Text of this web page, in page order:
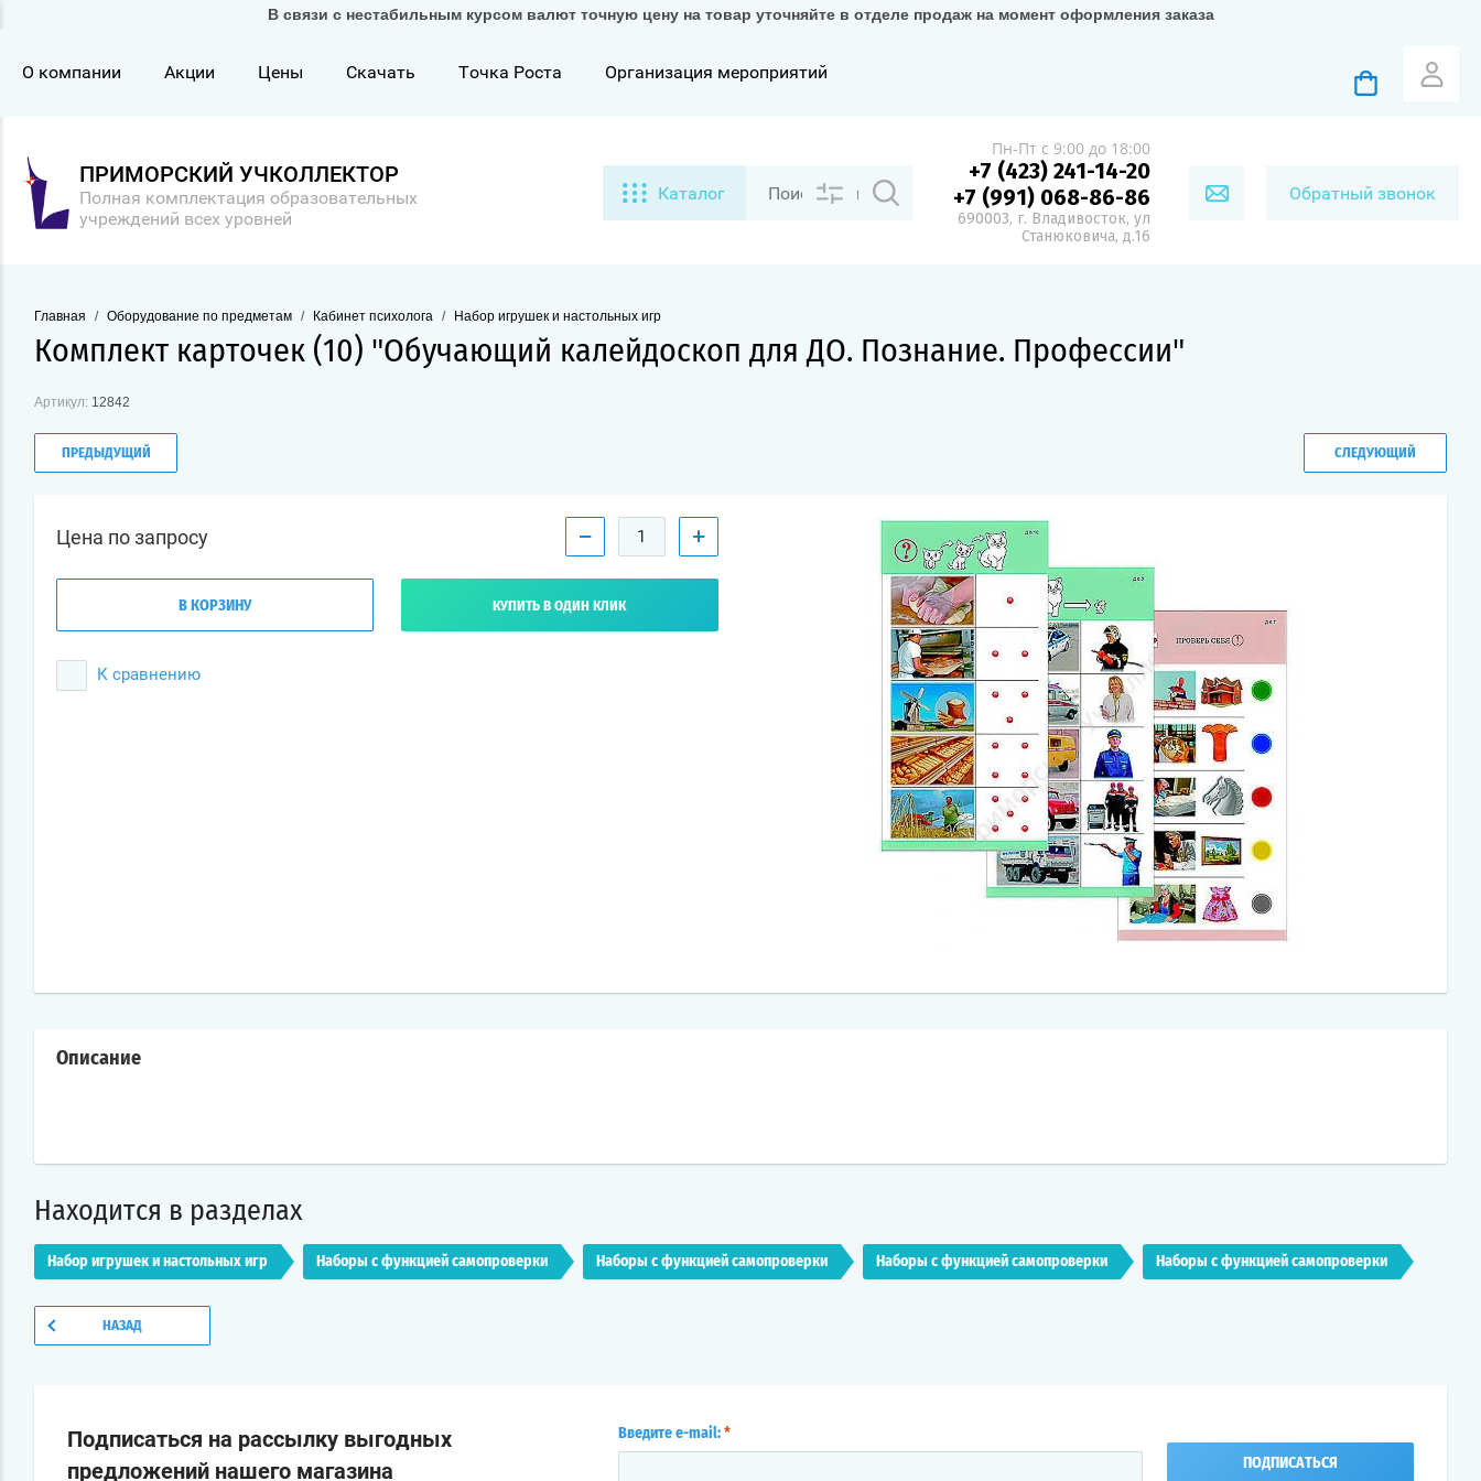
В связи с нестабильным курсом валют точную цену на товар уточняйте в отделе продаж на момент оформления заказа
О компании Акции Цены Скачать Точка Роста Организация мероприятий
ПРИМОРСКИЙ УЧКОЛЛЕКТОР
Полная комплектация образовательных
учреждений всех уровней
Каталог
Пн-Пт с 9:00 до 18:00
+7 (423) 241-14-20
+7 (991) 068-86-86
690003, г. Владивосток, ул
Станюковича, д.16
Обратный звонок
Главная / Оборудование по предметам / Кабинет психолога / Набор игрушек и настольных игр
Комплект карточек (10) "Обучающий калейдоскоп для ДО. Познание. Профессии"
Артикул: 12842
ПРЕДЫДУЩИЙ СЛЕДУЮЩИЙ
Цена по запросу − +
В КОРЗИНУ КУПИТЬ В ОДИН КЛИК
К сравнению
Описание
Находится в разделах
Набор игрушек и настольных игр Наборы с функцией самопроверки Наборы с функцией самопроверки Наборы с функцией самопроверки Наборы с функцией самопроверки
НАЗАД
Подписаться на рассылку выгодных
предложений нашего магазина
Введите e-mail: *
ПОДПИСАТЬСЯ